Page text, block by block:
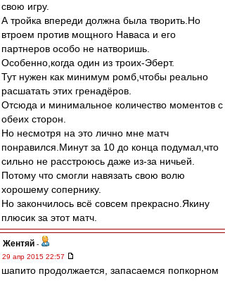
свою игру.
А тройка впереди должна была творить.Но
втроем против мощного Наваса и его
партнеров особо не натворишь.
Особенно,когда один из троих-Эберт.
Тут нужен как минимум ромб,чтобы реально
расшатать этих гренадёров.
Отсюда и минимальное количество моментов с
обеих сторон.
Но несмотря на это лично мне матч
понравился.Минут за 10 до конца подумал,что
сильно не расстроюсь даже из-за ничьей.
Потому что смогли навязать свою волю
хорошему сопернику.
Но закончилось всё совсем прекрасно.Якину
плюсик за этот матч.
Жентяй -
29 апр 2015 22:57
шапито продолжается, запасаемся попкорном